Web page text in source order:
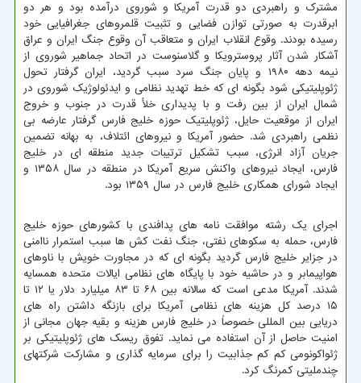
مشترک و راهبردی دو قدرت آمریکا و شوروی درآمده بود و هر دو
ابرقدرت به صورتی توازن فضایی و تثبیت قلمروهای جغرافیایی خود
رسیده بودند. وقوع انقلاب ایران و متعاقب آن وقوع جنگ ایران و عراق
آشکار شدن آثار پروسترویکا و گلاسنوست در اتحاد جماهیر شوروی از
نیمه دهه ۱۹۸۰ و پایان جنگ سرد سبب گردید، ایران گرفتار تحول
ژئوپلیتیکی شود بگونه ای که خط تهدید نظامی و ایدئولوژیک شوروی در
شمال ایران از بین رفت و با پدیداری خلأ قدرت در جنوب و خروج
ایران از موقعیت حایل، ژئوپلیتیک حوزه خلیج فارس گرفتار عارضه بی
نظمی راهبردی شد. حضور آمریکا و نیروهای ائتلاف، به بهانه تضمین
جریان آزاد انرژی، سبب تشکیل ترتیبات جدید منطقه ای در خلیج
فارس، ایجاد نیروهای واکنش سریع آمریکا در منطقه در سال ۱۳۵۸ و
ایجاد شورای همکاری خلیج فارس در سال ۱۳۵۹ بود.
اجرای یک رشته موافقت نامه های پدافندی با کشورهای حوزه خلیج
فارس، حمله به سکوهای نفتی، جنگ نفت کش ها سبب استمرار ناامنی
در جزایر خلیج فارس گردید بگونه ای که در مجاورت خویش با ناوهای
هواپیمابر و در حاشیه خود با پایگاه های نظامی ایالات متحده همسایه
شدند. آمریکا مدعی است که سالانه بین ۶۸ تا ۸۳ میلیارد دلار یا ۱۲ تا
۱۵ درصد کل هزینه های نظامی آمریکا برای بازنگه داشتن راه های
دریایی بین المللی خصوصاً در خلیج فارس هزینه و بقیه جهان مجانی از
امنیت حاصل از آن استفاده می نماید. تفوق ریسک های ژئوپلیتیکی بر
ژئواکونومی کم کم جذابیت را برای سرمایه گذاری و مشارکت شرکتهای
چندملیتی کمرنگ کرد.